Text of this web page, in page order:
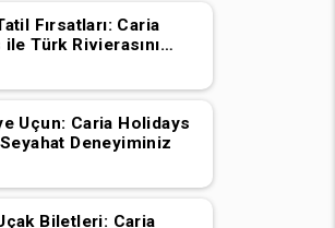
Fırsatları: Caria
Türk Rivierasını
Uçun: Caria Holidays
Deneyiminiz
Biletleri: Caria